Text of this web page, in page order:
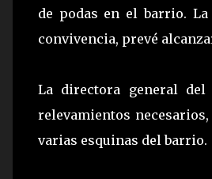
de podas en el barrio.
convivencia, prevé
La directora general del
relevamientos
varias esquinas del barrio.